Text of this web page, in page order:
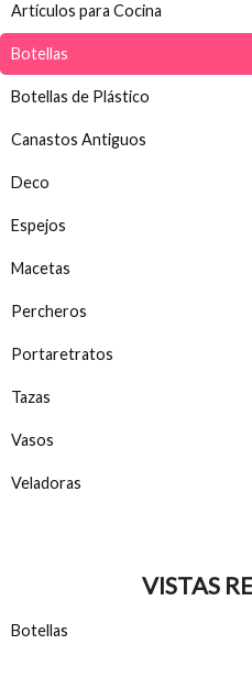
Artículos para Cocina
Botellas
Botellas de Plástico
Canastos Antiguos
Deco
Espejos
Macetas
Percheros
Portaretratos
Tazas
Vasos
Veladoras
VISTAS
Botellas